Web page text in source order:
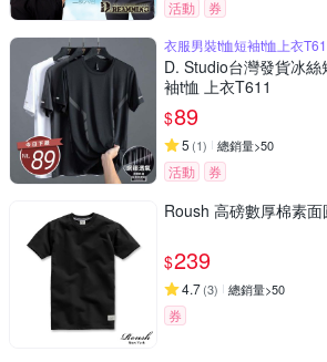
活動
券
衣服男裝t恤短袖t恤上衣
D. Studio台灣發貨冰
袖t恤 上衣T611
$89
5 (1) 總銷量>50
活動 券
Roush 高磅數厚棉素
$239
4.7(3) 總銷量>50
券